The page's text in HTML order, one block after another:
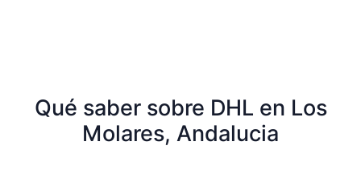
Qué saber sobre DHL en Los
Molares, Andalucia